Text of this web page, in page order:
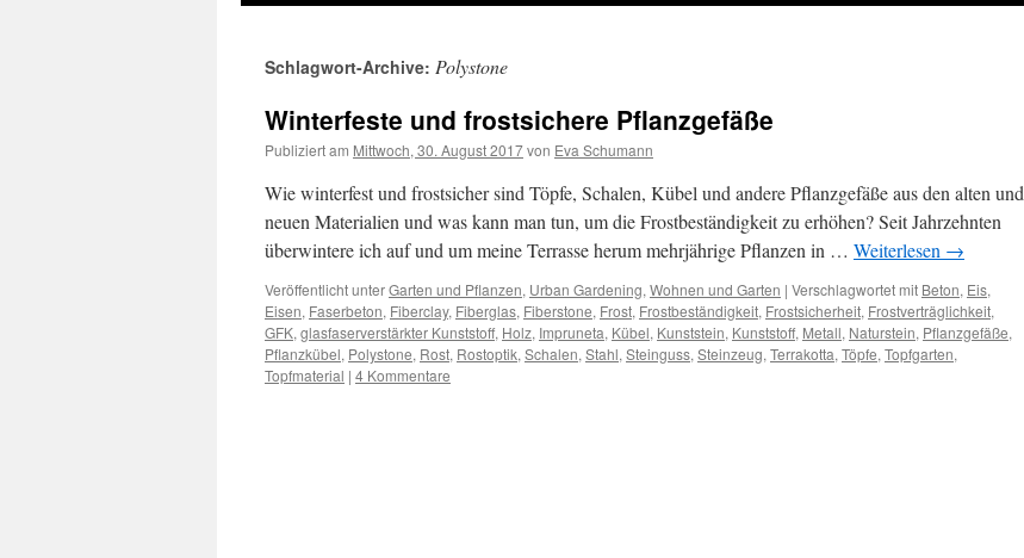
Schlagwort-Archive: Polystone
Winterfeste und frostsichere Pflanzgefäße
Publiziert am Mittwoch, 30. August 2017von Eva Schumann
Wie winterfest und frostsicher sind Töpfe, Schalen, Kübel und andere Pflanzgefäße aus den alten und
neuen Materialien und was kann man tun, um die Frostbeständigkeit zu erhöhen? Seit Jahrzehnten
überwintere ich auf und um meine Terrasse herum mehrjährige Pflanzen in … Weiterlesen →
Veröffentlicht unterGarten und Pflanzen, Urban Gardening, Wohnen und Garten | Verschlagwortet mit Beton, Eis,
Eisen, Faserbeton, Fiberclay, Fiberglas, Fiberstone, Frost, Frostbeständigkeit, Frostsicherheit, Frostverträglichkeit,
GFK, glasfaserverstärkter Kunststoff, Holz, Impruneta, Kübel, Kunststein, Kunststoff, Metall, Naturstein, Pflanzgefäße,
Pflanzkübel, Polystone, Rost, Rostoptik, Schalen, Stahl, Steinguss, Steinzeug, Terrakotta, Töpfe, Topfgarten,
Topfmaterial | 4 Kommentare